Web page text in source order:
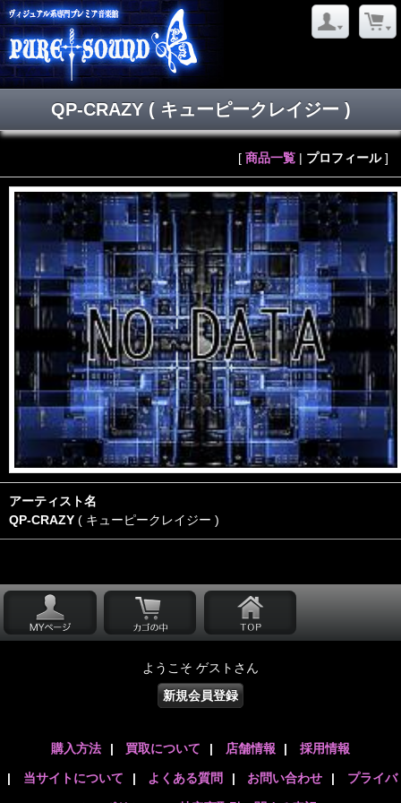
QP-CRAZY( キューピークレイジー )
[ 商品一覧 | プロフィール]
アーティスト名
QP-CRAZY ( キューピークレイジー )
ようこそ ゲストさん
新規会員登録
購入方法 | 買取について | 店舗情報 | 採用情報
| 当サイトについて | よくある質問 | お問い合わせ | プライバ